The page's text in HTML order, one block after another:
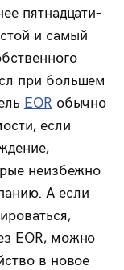
пятнадцати–
и самый
при большем
EOR обычно
если
неизбежно
А если
EOR, можно
в новое